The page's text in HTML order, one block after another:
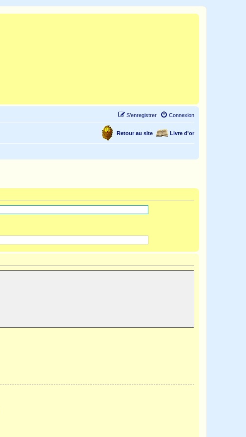
Connexion
S’enregistrer
Livre d'or
Retour au site